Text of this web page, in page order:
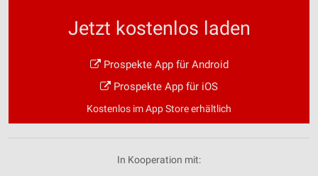
Jetzt kostenlos laden
Prospekte App für Android
Prospekte App für iOS
Kostenlos im App Store erhältlich
In Kooperation mit: